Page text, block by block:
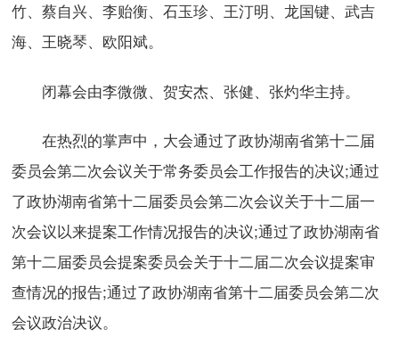
竹、蔡自兴、李贻衡、石玉珍、王汀明、龙国键、武吉
海、王晓琴、欧阳斌。
闭幕会由李微微、贺安杰、张健、张灼华主持。
在热烈的掌声中，大会通过了政协湖南省第十二届
委员会第二次会议关于常务委员会工作报告的决议;通过
了政协湖南省第十二届委员会第二次会议关于十二届一
次会议以来提案工作情况报告的决议;通过了政协湖南省
第十二届委员会提案委员会关于十二届二次会议提案审
查情况的报告;通过了政协湖南省第十二届委员会第二次
会议政治决议。